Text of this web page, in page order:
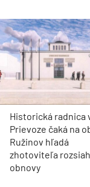
Historická radnica
Prievoze čaká na
Ružinov hľadá
zhotoviteľa
obnovy